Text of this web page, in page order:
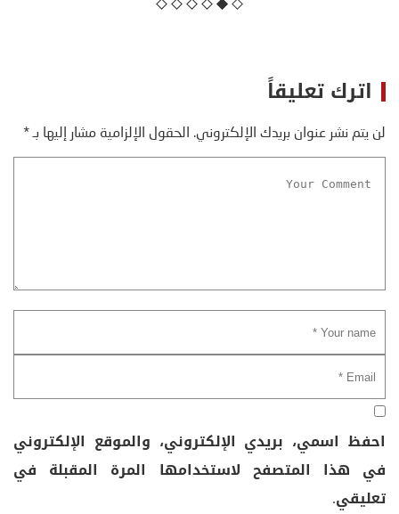
اترك تعليقاً
لن يتم نشر عنوان بريدك الإلكتروني. الحقول الإلزامية مشار إليها بـ*
احفظ اسمي، بريدي الإلكتروني، والموقع الإلكتروني
في هذا المتصفح لاستخدامها المرة المقبلة في
تعليقي.